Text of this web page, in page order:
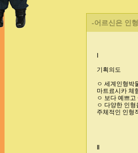
-어르신은 인
기획의도
ㅇ 세계인형박
마트료시카 체
ㅇ 보다 예쁘
ㅇ 다양한 인
주체적인 인형